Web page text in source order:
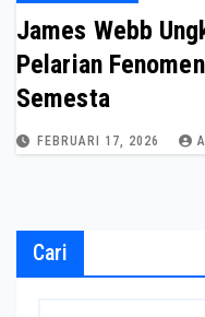
James Webb
Pelarian
Semesta
FEBRUARI 17, 2026
Cari